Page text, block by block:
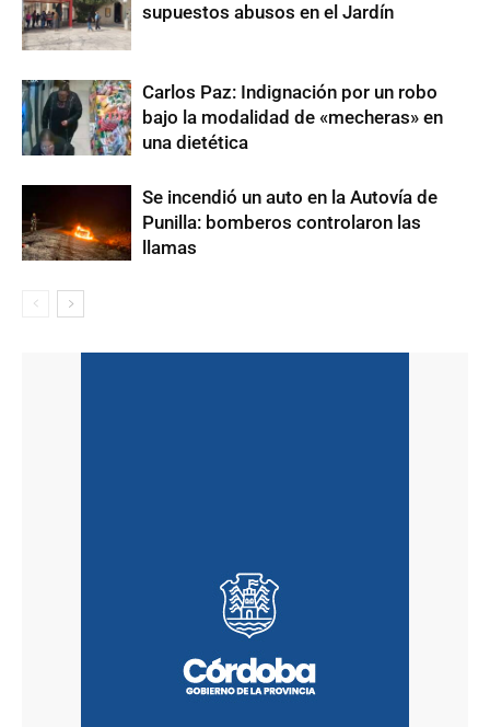
supuestos abusos en el Jardín
Carlos Paz: Indignación por un robo
bajo la modalidad de «mecheras» en
una dietética
Se incendió un auto en la Autovía de
Punilla: bomberos controlaron las
llamas